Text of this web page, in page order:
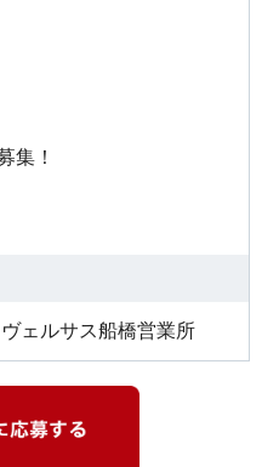
集！
ェルサス船橋営業所